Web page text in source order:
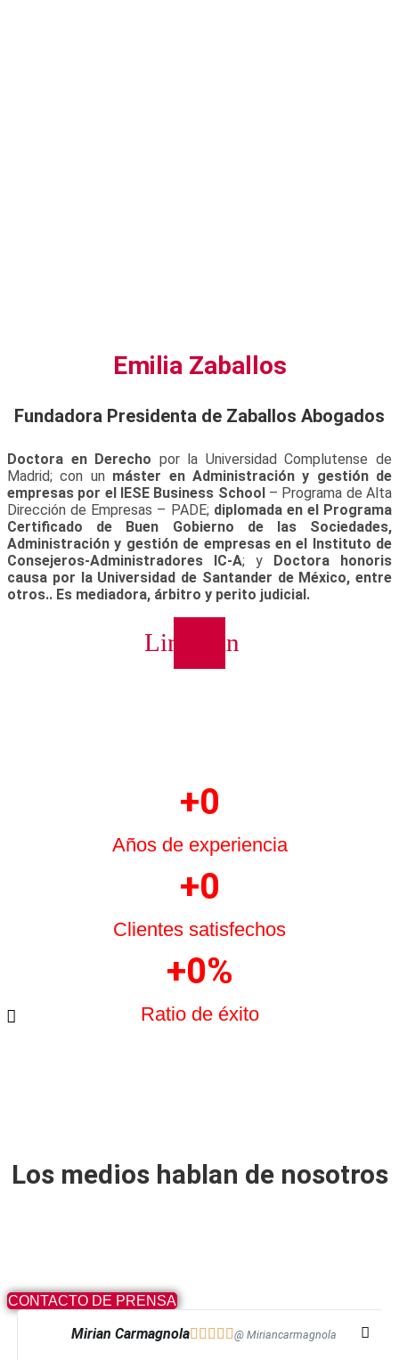
Emilia Zaballos
Fundadora Presidenta de Zaballos Abogados
Doctora en Derecho por la Universidad Complutense de
Madrid; con un máster en Administración y gestión de
empresas por el IESE Business School– Programa de Alta
Dirección de Empresas – PADE;diplomada en el Programa
Certificado de Buen Gobierno de las Sociedades,
Administración y gestión de empresas en el Instituto de
Consejeros-Administradores IC-A; y Doctora honoris
causa por la Universidad de Santander de México, entre
otros.. Es mediadora, árbitro y perito judicial.
Linkedin
Años de experiencia
+0
Clientes satisfechos
+0
Ratio de éxito
+0%
Los medios hablan de nosotros
CONTACTO DE PRENSA
Mirian Carmagnola     @ Miriancarmagnola